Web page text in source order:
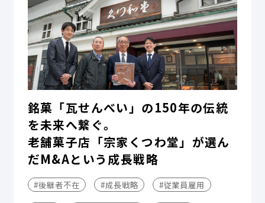
銘菓「瓦せんべい」の150年の伝統
を未来へ繋ぐ。
老舗菓子店「宗家くつわ堂」が選ん
だM&Aという成長戦略
#後継者不在 #成長戦略 #従業員雇用